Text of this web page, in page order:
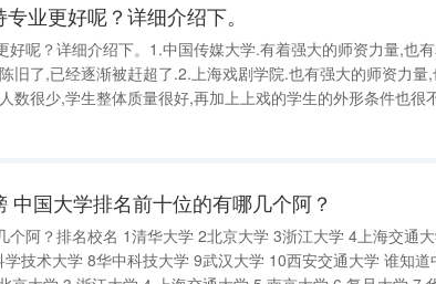
业更好呢？详细介绍下。
好呢？详细介绍下。1.中国传媒大学.有着强大的师资力量,也
旧了,已经逐渐被赶超了.2.上海戏剧学院.也有强大的师资力量
数很少,学生整体质量很好,再加上上戏的学生的外形条件也很
两所学校一样,有着好的师资力量,但是最近几年才从专科院校
中国大学排名前十位的有哪几个阿？
大学 2北京大学 3浙江大学 4上海交通大学 5